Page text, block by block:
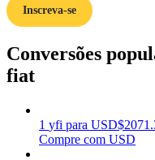
Ganhar
Inscreva-se
Conversões
fiat
1 yfi para USD$
Compre com USD